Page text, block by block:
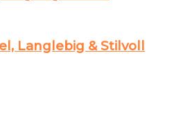
Langlebig & Stilvoll